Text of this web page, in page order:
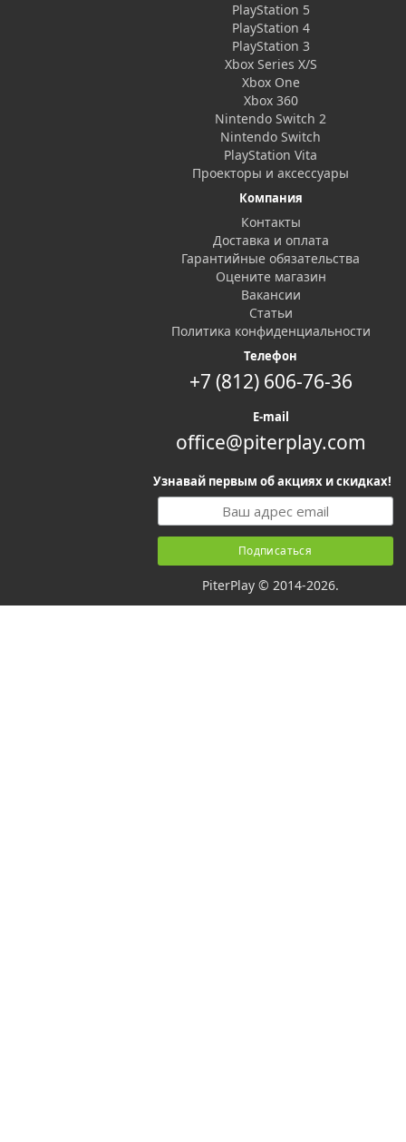
PlayStation 5
PlayStation 4
PlayStation 3
Xbox Series X/S
Xbox One
Xbox 360
Nintendo Switch 2
Nintendo Switch
PlayStation Vita
Проекторы и аксессуары
Компания
Контакты
Доставка и оплата
Гарантийные обязательства
Оцените магазин
Вакансии
Статьи
Политика конфиденциальности
Телефон
+7 (812) 606-76-36
E-mail
office@piterplay.com
Узнавай первым об акциях и скидках!
PiterPlay © 2014-2026.